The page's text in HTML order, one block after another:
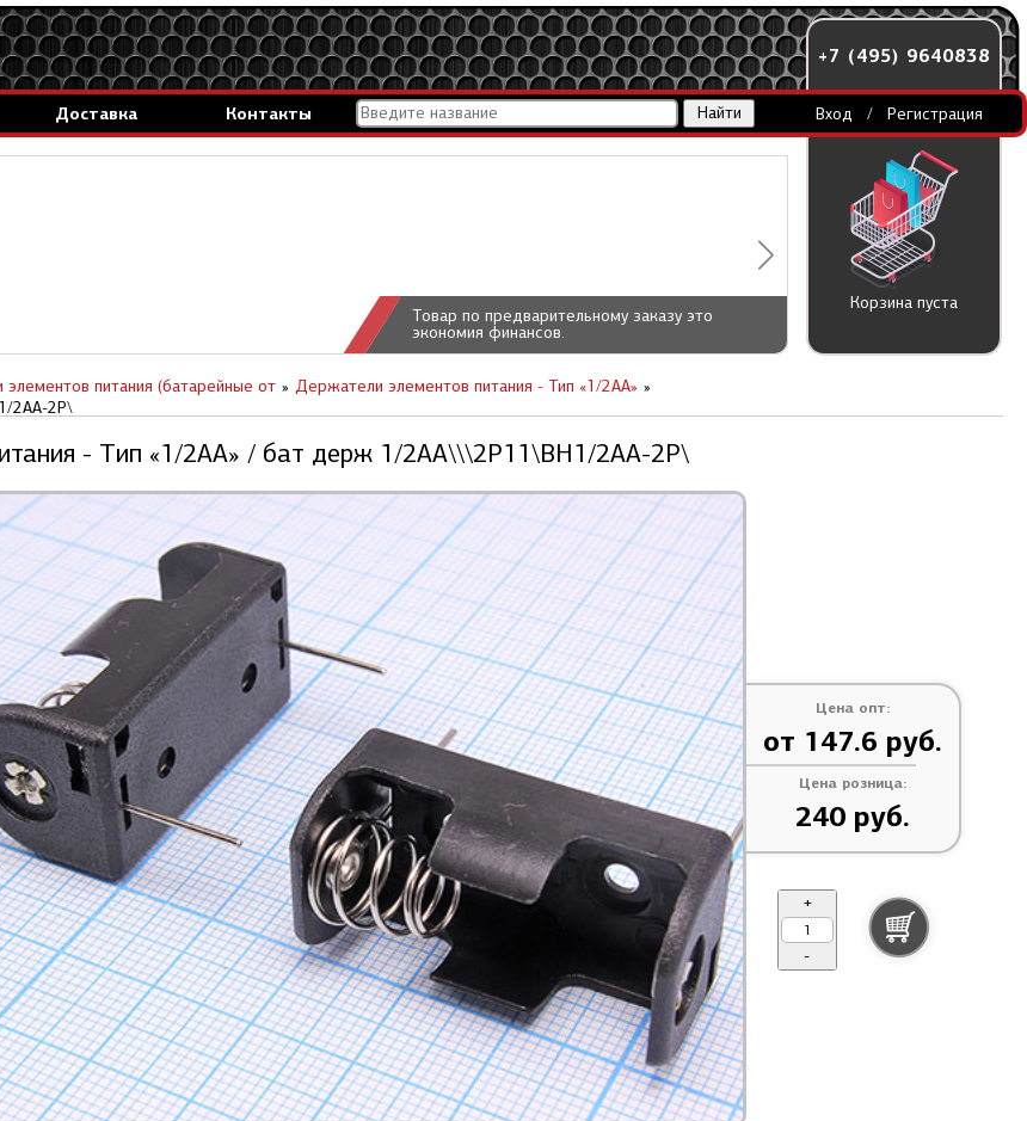
Доставка Контакты
Товар по предварительному заказу это
экономия финансов.
+7 (495) 9640838
Вход / Регистрация
Корзина пуста
- Тип «1/2AA» / бат держ 1/2AA\\\2P11\BH1/2AA-2P\
питания (батарейные от
Держатели элементов питания - Тип «1/2AA»
2AA-2P\
Цена опт:
от 147.6 руб.
Цена розница:
240 руб.
+
-